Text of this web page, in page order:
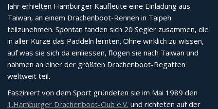
Jahr erhielten Hamburger Kaufleute eine Einladung aus
Taiwan, an einem Drachenboot-Rennen in Taipeh
teilzunehmen. Spontan fanden sich 20 Segler zusammen, die
in aller Kürze das Paddeln lernten. Ohne wirklich zu wissen,
auf was sie sich da einliessen, flogen sie nach Taiwan und
nahmen an einer der größten Drachenboot-Regatten
weltweit teil.
Fasziniert von dem Sport gründeten sie im Mai 1989 den
1.Hamburger Drachenboot-Club e.V. und richteten auf der